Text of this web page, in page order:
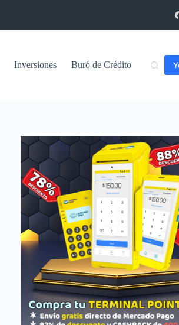
Inversiones Buró de Crédito